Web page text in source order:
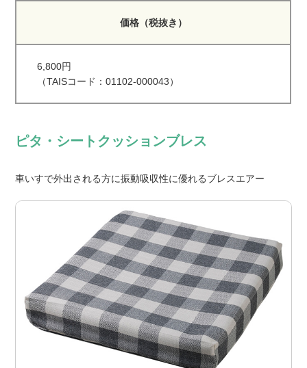
価格（税抜き）
6,800円
（TAISコード：01102-000043）
ピタ・シートクッションブレス
車いすで外出される方に振動吸収性に優れるブレスエアー